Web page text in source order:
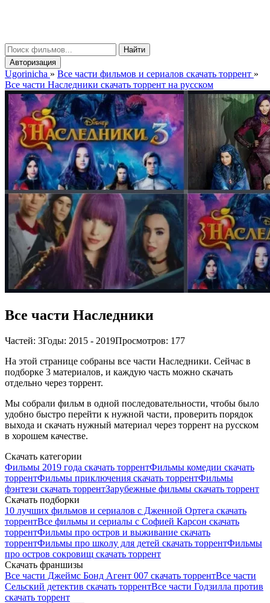
Найти
Авторизация
Ugorinicha » Все части фильмов и сериалов скачать торрент »
Все части Наследники скачать торрент на русском
Все части Наследники
Частей: 3Годы: 2015 - 2019Просмотров: 177
На этой странице собраны все части Наследники. Сейчас в
подборке 3 материалов, и каждую часть можно скачать
отдельно через торрент.
Мы собрали фильм в одной последовательности, чтобы было
удобно быстро перейти к нужной части, проверить порядок
выхода и скачать нужный материал через торрент на русском
в хорошем качестве.
Скачать категории
Фильмы 2019 года скачать торрентФильмы комедии скачать
торрентФильмы приключения скачать торрентФильмы
фэнтези скачать торрентЗарубежные фильмы скачать торрент
Скачать подборки
10 лучших фильмов и сериалов с Дженной Ортега скачать
торрентВсе фильмы и сериалы с Софией Карсон скачать
торрентФильмы про остров и выживание скачать
торрентФильмы про школу для детей скачать торрентФильмы
про остров сокровищ скачать торрент
Скачать франшизы
Все части Джеймс Бонд Агент 007 скачать торрентВсе части
Сельский детектив скачать торрентВсе части Годзилла против
скачать торрент